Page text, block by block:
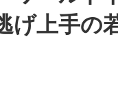
げ上手の